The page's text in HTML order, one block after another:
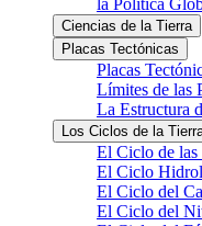
Ciencias de la Tierra
Placas Tectónicas
Placas
Límites de las
La Estructura
Los Ciclos de la
El Ciclo de las
El Ciclo
El Ciclo del
El Ciclo del